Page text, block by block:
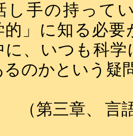
し手の持って
的」に知る必
に、いつも科
のかという疑
（第三章、
言